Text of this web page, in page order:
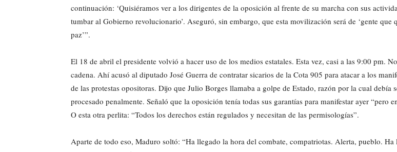
continuación: ‘Quisiéramos ver a los dirigentes de la oposición al frente de su marcha con sus
tumbar al Gobierno revolucionario’. Aseguró, sin embargo, que esta movilización será de ‘gente que
paz’”.
El 18 de abril el presidente volvió a hacer uso de los medios estatales. Esta vez, casi a las 9:00 pm.
cadena. Ahí acusó al diputado José Guerra de contratar sicarios de la Cota 905 para atacar a los
de las protestas opositoras. Dijo que Julio Borges llamaba a golpe de Estado, razón por la cual debía
procesado penalmente. Señaló que la oposición tenía todas sus garantías para manifestar ayer “pero
O esta otra perlita: “Todos los derechos están regulados y necesitan de las permisologías”.
Aparte de todo eso, Maduro soltó: “Ha llegado la hora del combate, compatriotas. Alerta, pueblo. Ha